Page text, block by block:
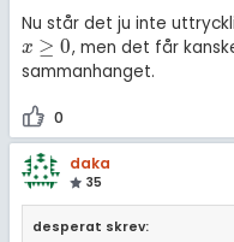
Nu står det ju inte
x ≥ 0
x≥ 0
, men det får
sammanhanget.
0
daka
35
desperat skrev: